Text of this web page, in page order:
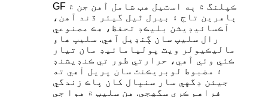
GF ڪپلنگ ۾ ٻه اسٽيل هب شامل آهن جن ۾
ٻاهرين تاج ۽ بيرل ٿيل گيئر ڏند آهن،
آڪسائيڊيشن بليڪڊ تحفظ، هڪ مصنوعي
رال سليپ سان ڳنڍيل آهي. سليپ هاءِ
ماليڪيولر ويٽ پوليامائيڊ مان تيار
ڪئي وئي آهي، حرارتي طور تي ڪنڊيشنڊ
۽ مضبوط لوبريڪنٽ سان ڀريل آهي ته
جيئن ڊگهي سار سنڀال کان پاڪ زندگي
فراهم ڪري سگهجي. هن سليپ ۾ هوا جي